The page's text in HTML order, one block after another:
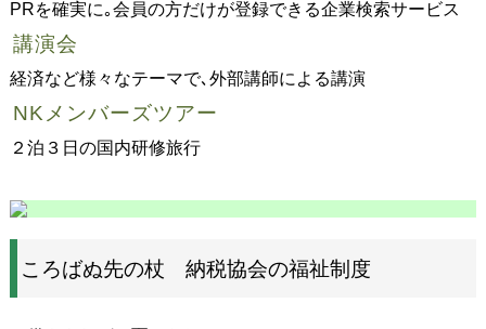
PRを確実に｡会員の方だけが登録できる企業検索サービス
講演会
経済など様々なテーマで､外部講師による講演
NKメンバーズツアー
２泊３日の国内研修旅行
ころばぬ先の杖 納税協会の福祉制度